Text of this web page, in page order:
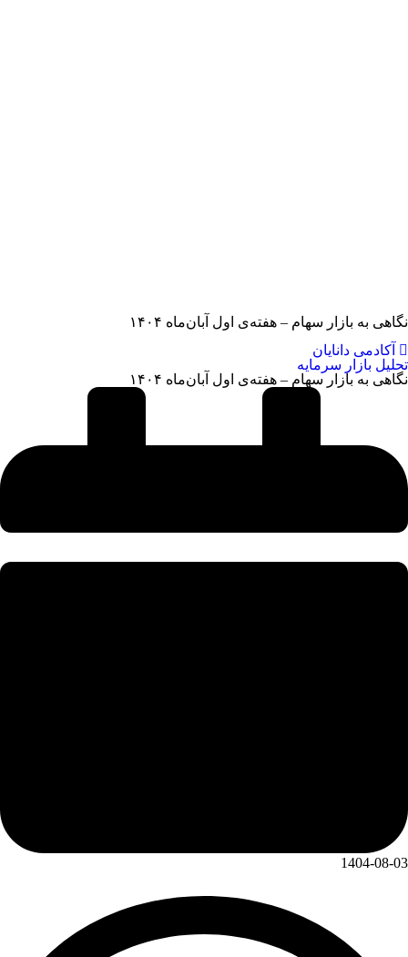
نگاهی به بازار سهام – هفته‌ی اول آبان‌ماه ۱۴۰۴
آکادمی دانایان
تحلیل بازار سرمایه
نگاهی به بازار سهام – هفته‌ی اول آبان‌ماه ۱۴۰۴
1404-08-03